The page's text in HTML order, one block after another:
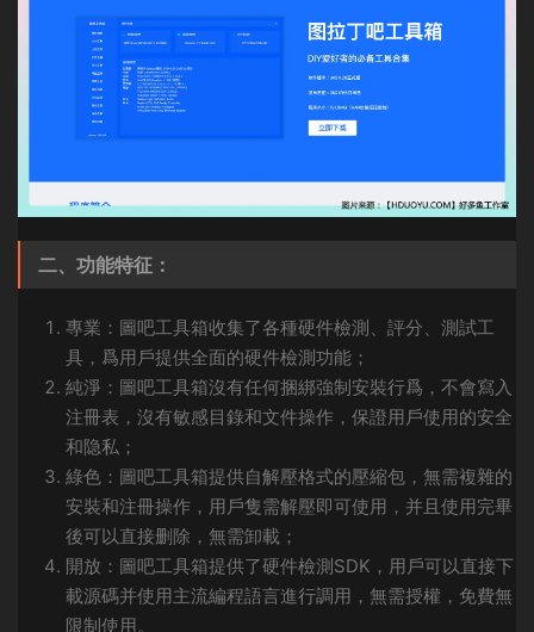
二、功能特征：
專業：圖吧工具箱收集了各種硬件檢測、評分、測試工
具，爲用戶提供全面的硬件檢測功能；
純淨：圖吧工具箱沒有任何捆綁強制安裝行爲，不會寫入
注冊表，沒有敏感目錄和文件操作，保證用戶使用的安全
和隐私；
綠色：圖吧工具箱提供自解壓格式的壓縮包，無需複雜的
安裝和注冊操作，用戶隻需解壓即可使用，并且使用完畢
後可以直接删除，無需卸載；
開放：圖吧工具箱提供了硬件檢測SDK，用戶可以直接下
載源碼并使用主流編程語言進行調用，無需授權，免費無
限制使用。